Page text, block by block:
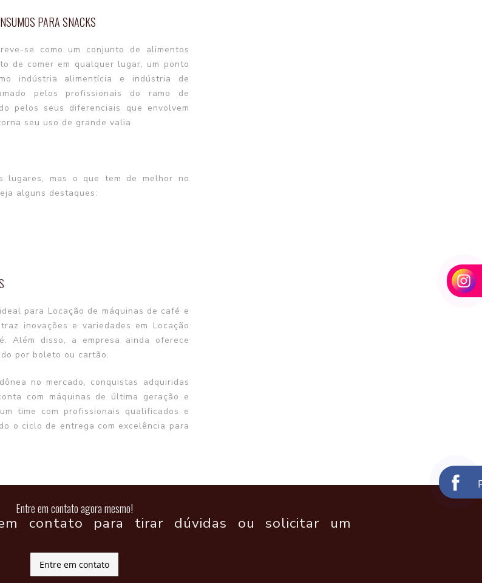
PARA SNACKS
se como um conjunto de alimentos
de comer em qualquer lugar, um ponto
indústria alimentícia e indústria de
pelos profissionais do ramo de
pelos seus diferenciais que envolvem
seu uso de grande valia.
lugares, mas o que tem de melhor no
alguns destaques:
para Locação de máquinas de café e
inovações e variedades em Locação
Além disso, a empresa ainda oferece
por boleto ou cartão.
no mercado, conquistas adquiridas
com máquinas de última geração e
time com profissionais qualificados e
o ciclo de entrega com excelência para
Entre em contato agora mesmo!
contato para tirar dúvidas ou solicitar um
Entre em contato